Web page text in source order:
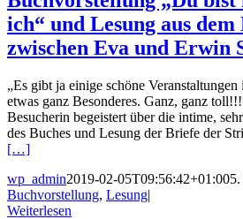
ich“ und Lesung aus dem
zwischen Eva und
„Es gibt ja einige schöne
etwas ganz Besonderes. Ganz, ganz
Besucherin begeistert über die intime,
des Buches und Lesung der Briefe der
[…]
wp_admin2019-02-05T09:56:42+01:00
Buchvorstellung, Lesung|
Weiterlesen